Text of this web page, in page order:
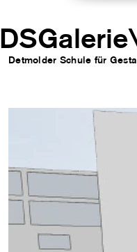
Detmolder Schule für Gesta
DSGalerie